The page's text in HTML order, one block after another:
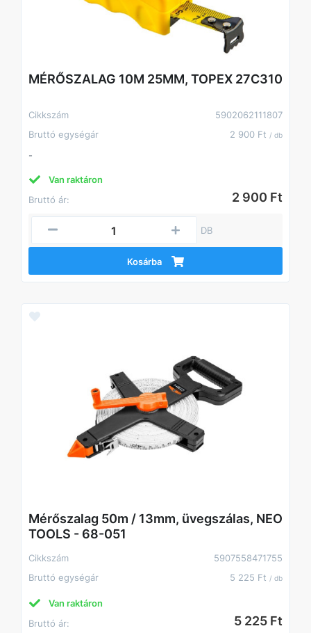
MÉRŐSZALAG 10M 25MM, TOPEX 27C310
Cikkszám
5902062111807
Bruttó egységár
2 900 Ft / db
-
Van raktáron
Bruttó ár:
2 900 Ft
DB
Kosárba
Mérőszalag 50m / 13mm, üvegszálas, NEO
TOOLS - 68-051
Cikkszám
5907558471755
Bruttó egységár
5 225 Ft / db
Van raktáron
Bruttó ár:
5 225 Ft